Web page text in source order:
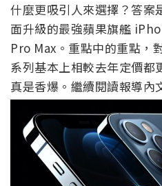
什麼更吸引人來選擇？答案
面升級的最強蘋果旗艦
Pro Max。重點中的重點，
系列基本上相較去年定價
真是香爆。繼續閱讀報導內